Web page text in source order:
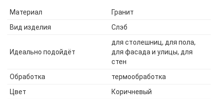
Материал
Гранит
Вид изделия
Слэб
Идеально подойдёт
для столешниц, для пола,
для фасада и улицы, для
стен
Обработка
термообработка
Цвет
Коричневый